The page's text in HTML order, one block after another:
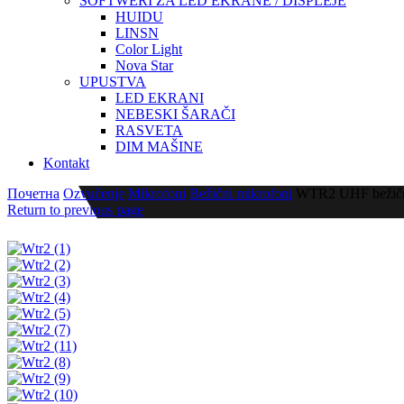
HUIDU
LINSN
Color Light
Nova Star
UPUSTVA
LED EKRANI
NEBESKI ŠARAČI
RASVETA
DIM MAŠINE
Kontakt
Почетна Ozvučenje Mikrofoni Bežični mikrofoni WTR2 UHF
Return to previous page